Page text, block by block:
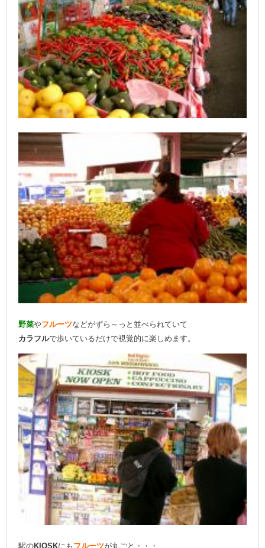
野菜やフルーツなどがずら～っと並べられていて
カラフルで歩いているだけで視覚的に楽しめます。
駅のKIOSKにも フルーツが丸ごと・・・